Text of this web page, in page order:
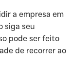
a empresa em
siga seu
pode ser feito
de recorrer ao